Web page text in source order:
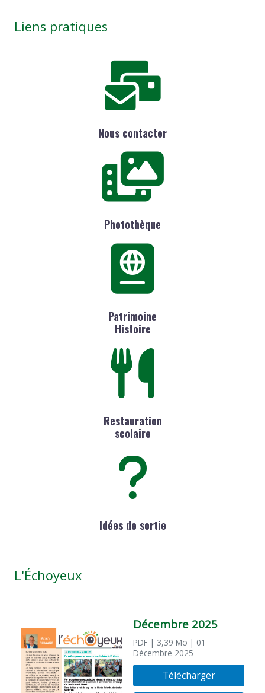
Liens pratiques
Nous contacter
Photothèque
Patrimoine
Histoire
Restauration
scolaire
Idées de sortie
L'Échoyeux
Décembre 2025
PDF | 3,39 Mo | 01
Décembre 2025
Télécharger